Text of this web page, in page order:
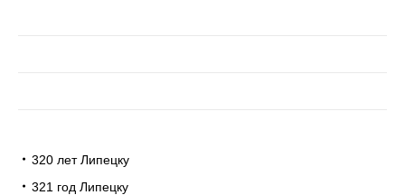
320 лет Липецку
321 год Липецку